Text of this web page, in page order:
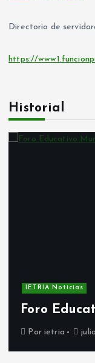
Directorio de
https://
Historial
IETRIA Noticias
Foro
Por ietria